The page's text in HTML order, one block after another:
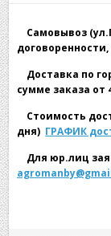
Самовывоз
Доставка по
сумме заказа от
Стоимость
дня) ГРАФИК
Для юр.лиц